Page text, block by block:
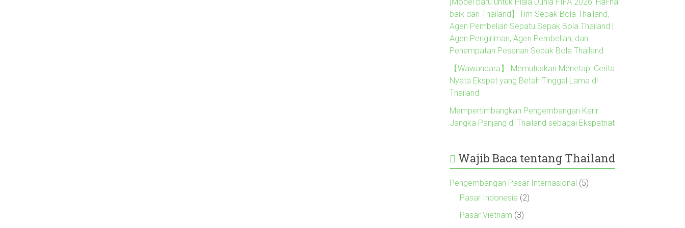
baik dari Thailand】Tim Sepak Bola Thailand,
Agen Pembelian Sepatu Sepak Bola Thailand |
Agen Pengiriman, Agen Pembelian, dan
Penempatan Pesanan Sepak Bola Thailand
【Wawancara】 Memutuskan Menetap! Cerita
Nyata Ekspat yang Betah Tinggal Lama di
Thailand
Mempertimbangkan Pengembangan Karir
Jangka Panjang di Thailand sebagai Ekspatriat
Wajib Baca tentang Thailand
Pengembangan Pasar Internasional (5)
Pasar Indonesia (2)
Pasar Vietnam (3)